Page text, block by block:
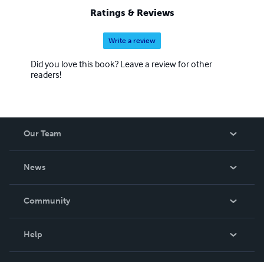
à 1000, 100 pages chacun, à suivre… Pour le public c’est
toujours un électrochoc, il entre comme en transe, se
sentant enfin vivre, exister.
Ratings & Reviews
Write a review
Did you love this book? Leave a review for other
readers!
Our Team
News
In The News
Community
Help